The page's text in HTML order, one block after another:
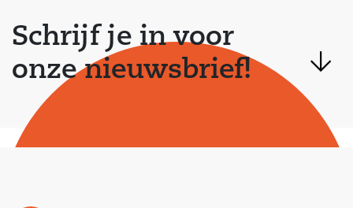
Schrijf je in voor
onze nieuwsbrief!